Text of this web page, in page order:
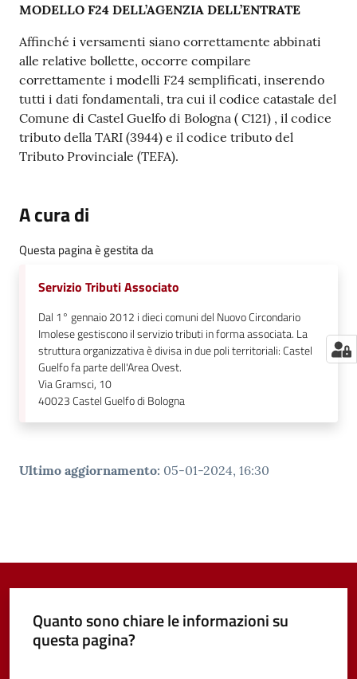
MODELLO F24 DELL’AGENZIA DELL’ENTRATE
Affinché i versamenti siano correttamente abbinati
alle relative bollette, occorre compilare
correttamente i modelli F24 semplificati, inserendo
tutti i dati fondamentali, tra cui il codice catastale del
Comune di Castel Guelfo di Bologna ( C121) , il codice
tributo della TARI (3944) e il codice tributo del
Tributo Provinciale (TEFA).
A cura di
Questa pagina è gestita da
Servizio Tributi Associato
Dal 1° gennaio 2012 i dieci comuni del Nuovo Circondario
Imolese gestiscono il servizio tributi in forma associata. La
struttura organizzativa è divisa in due poli territoriali: Castel
Guelfo fa parte dell'Area Ovest.
Via Gramsci, 10
40023Castel Guelfo di Bologna
Ultimo aggiornamento: 05-01-2024, 16:30
Quanto sono chiare le informazioni su
questa pagina?